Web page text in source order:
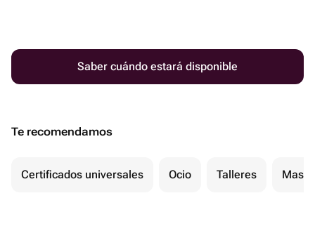
Saber cuándo estará disponible
Te recomendamos
Certificados universales Ocio Talleres